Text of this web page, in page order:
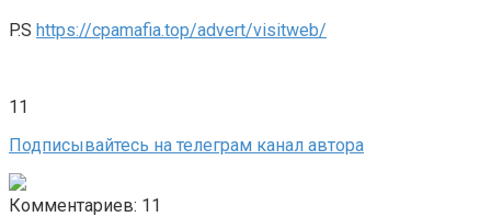
P.S https://cpamafia.top/advert/visitweb/
11
Подписывайтесь на телеграм канал автора
Комментариев: 11